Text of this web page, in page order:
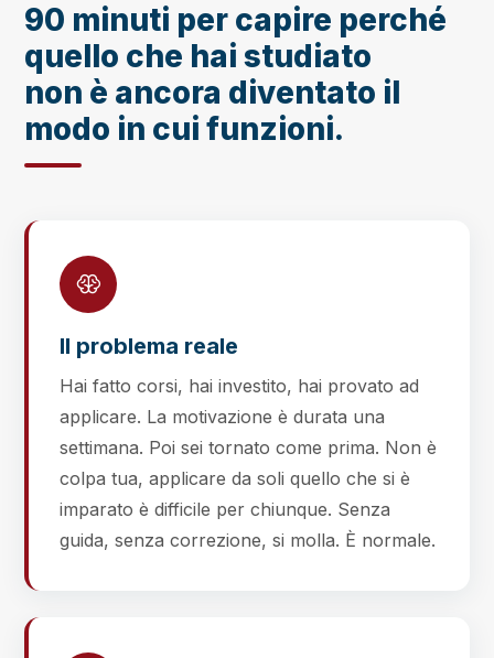
90 minuti per capire perché
quello che hai studiato
non è ancora diventato il
modo in cui funzioni.
Il problema reale
Hai fatto corsi, hai investito, hai provato ad
applicare. La motivazione è durata una
settimana. Poi sei tornato come prima. Non è
colpa tua, applicare da soli quello che si è
imparato è difficile per chiunque. Senza
guida, senza correzione, si molla. È normale.